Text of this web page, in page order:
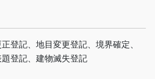
登記、地目変更登記、境界確定、
登記、建物滅失登記